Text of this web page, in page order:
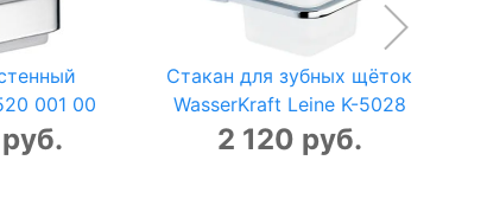
001 00
Стакан для зубных щёток
WasserKraft Leine K-5028
2 120 руб.